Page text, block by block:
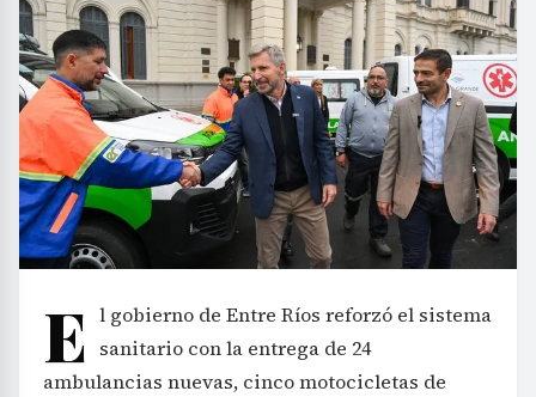
E l gobierno de Entre Ríos reforzó el sistema
sanitario con la entrega de 24
ambulancias nuevas, cinco motocicletas de